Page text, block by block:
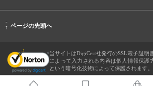
-
↑ ページの先頭へ
当サイトはDigiCert社発行のSSL電子証明
によって入力される内容は個人情報保護
という暗号化技術によって保護されます。